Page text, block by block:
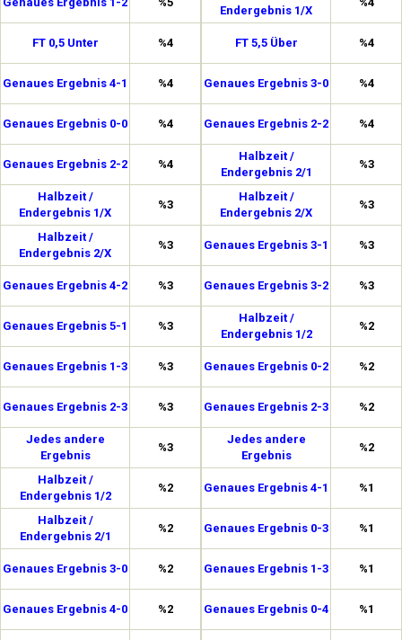
FT 0,5 Unter %4
Genaues Ergebnis 4-1 %4
Genaues Ergebnis 0-0 %4
Genaues Ergebnis 2-2 %4
Halbzeit /
Endergebnis 1/X
%3
Halbzeit /
Endergebnis 2/X
%3
Genaues Ergebnis 4-2 %3
Genaues Ergebnis 5-1 %3
Genaues Ergebnis 1-3 %3
Genaues Ergebnis 2-3 %3
Jedes andere
Ergebnis
%3
Halbzeit /
Endergebnis 1/2
%2
Halbzeit /
Endergebnis 2/1
%2
Genaues Ergebnis 3-0 %2
Genaues Ergebnis 4-0 %2
Endergebnis 1/X
FT 5,5 Über %4
Genaues Ergebnis 3-0 %4
Genaues Ergebnis 2-2 %4
Halbzeit /
Endergebnis 2/1
%3
Halbzeit /
Endergebnis 2/X
%3
Genaues Ergebnis 3-1 %3
Genaues Ergebnis 3-2 %3
Halbzeit /
Endergebnis 1/2
%2
Genaues Ergebnis 0-2 %2
Genaues Ergebnis 2-3 %2
Jedes andere
Ergebnis
%2
Genaues Ergebnis 4-1 %1
Genaues Ergebnis 0-3 %1
Genaues Ergebnis 1-3 %1
Genaues Ergebnis 0-4 %1